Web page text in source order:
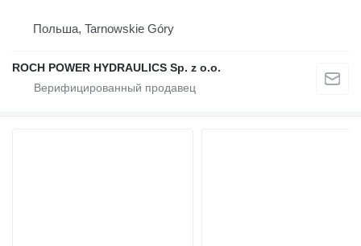
Польша, Tarnowskie Góry
ROCH POWER HYDRAULICS Sp. z o.o.